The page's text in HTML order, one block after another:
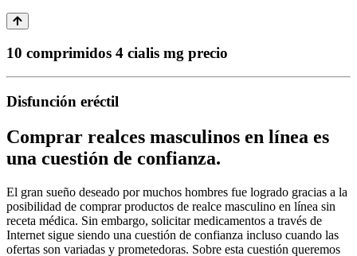
10 comprimidos 4 cialis mg precio
Disfunción eréctil
Comprar realces masculinos en línea es
una cuestión de confianza.
El gran sueño deseado por muchos hombres fue logrado gracias a la
posibilidad de comprar productos de realce masculino en línea sin
receta médica. Sin embargo, solicitar medicamentos a través de
Internet sigue siendo una cuestión de confianza incluso cuando las
ofertas son variadas y prometedoras. Sobre esta cuestión queremos